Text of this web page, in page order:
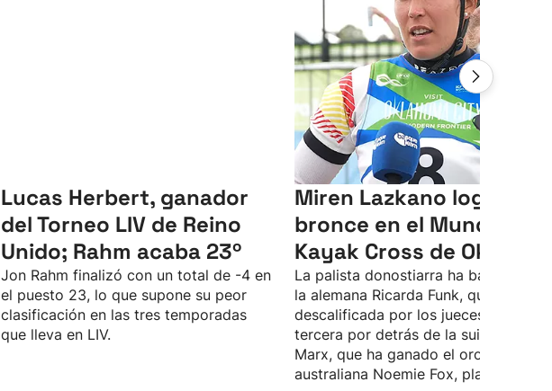
Lucas Herbert, ganador
del Torneo LIV de Reino
Unido; Rahm acaba 23º
Jon Rahm finalizó con un total de -4 en
el puesto 23, lo que supone su peor
clasificación en las tres temporadas
que lleva en LIV.
Miren Lazkano logra el
bronce en el Mundial de
Kayak Cross de
La palista donostiarra ha batallado
la alemana Ricarda Funk, que ha sido
descalificada por los jueces, y
tercera por detrás de la suiza Alena
Marx, que ha ganado el oro, y de la
australiana Noemie Fox, plata.